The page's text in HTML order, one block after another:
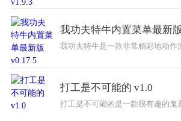
我功夫特牛内置菜单最新
我功夫特牛是一款非常精彩地动
打工是不可能的 v1.0
打工是不可能的是一款很有趣的